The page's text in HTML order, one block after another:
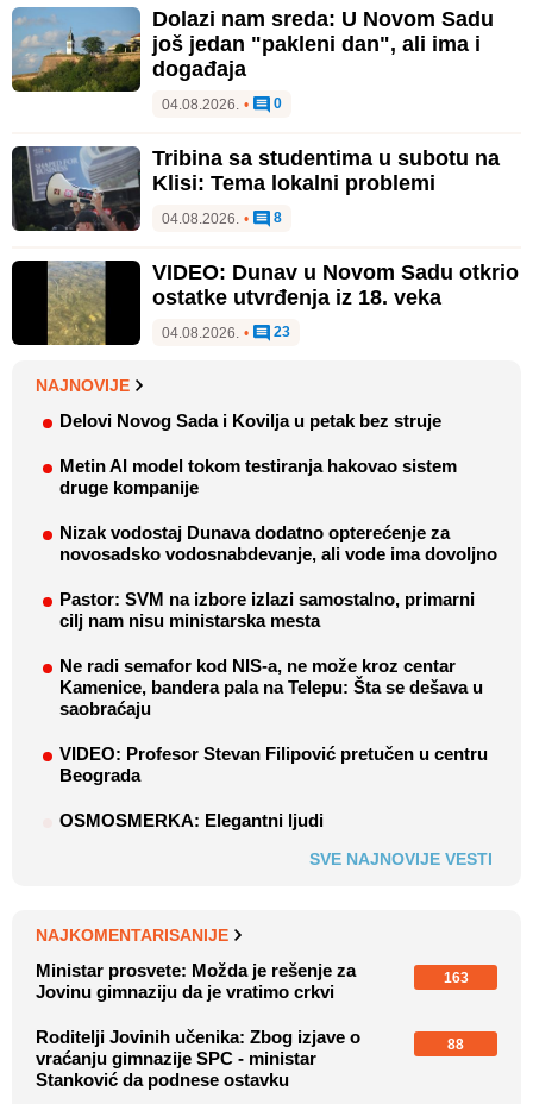
Dolazi nam sreda: U Novom Sadu
još jedan "pakleni dan", ali ima i
događaja
04.08.2026. • 0
Tribina sa studentima u subotu na
Klisi: Tema lokalni problemi
04.08.2026. • 8
VIDEO: Dunav u Novom Sadu otkrio
ostatke utvrđenja iz 18. veka
04.08.2026. • 23
NAJNOVIJE
Delovi Novog Sada i Kovilja u petak bez struje
Metin AI model tokom testiranja hakovao sistem
druge kompanije
Nizak vodostaj Dunava dodatno opterećenje za
novosadsko vodosnabdevanje, ali vode ima dovoljno
Pastor: SVM na izbore izlazi samostalno, primarni
cilj nam nisu ministarska mesta
Ne radi semafor kod NIS-a, ne može kroz centar
Kamenice, bandera pala na Telepu: Šta se dešava u
saobraćaju
VIDEO: Profesor Stevan Filipović pretučen u centru
Beograda
OSMOSMERKA: Elegantni ljudi
SVE NAJNOVIJE VESTI
NAJKOMENTARISANIJE
Ministar prosvete: Možda je rešenje za
Jovinu gimnaziju da je vratimo crkvi
163
Roditelji Jovinih učenika: Zbog izjave o
vraćanju gimnazije SPC - ministar
Stanković da podnese ostavku
88